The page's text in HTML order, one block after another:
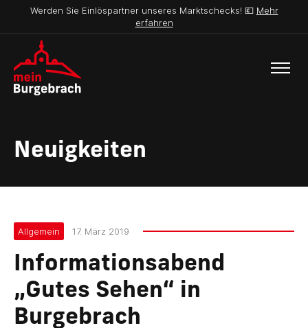
Werden Sie Einlöspartner unseres Marktschecks! 💶 Mehr
erfahren
Neuigkeiten
Allgemein 17. März 2019
Informationsabend
„Gutes Sehen“ in
Burgebrach